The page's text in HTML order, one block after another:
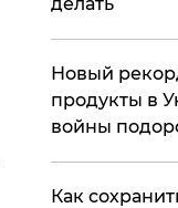
Новый
продукты в
войны
​Как